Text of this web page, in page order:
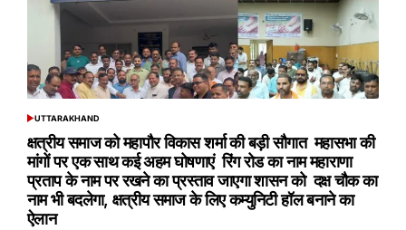
POSTED
UTTARAKHAND
क्षत्रीय समाज को महापौर विकास शर्मा की बड़ी सौगात महासभा की
मांगों पर एक साथ कई अहम घोषणाएं रिंग रोड का नाम महाराणा
प्रताप के नाम पर रखने का प्रस्ताव जाएगा शासन को दक्ष चौक का
नाम भी बदलेगा, क्षत्रीय समाज के लिए कम्युनिटी हॉल बनाने का
ऐलान